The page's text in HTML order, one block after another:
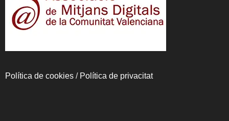
Política de cookies / Política de privacitat